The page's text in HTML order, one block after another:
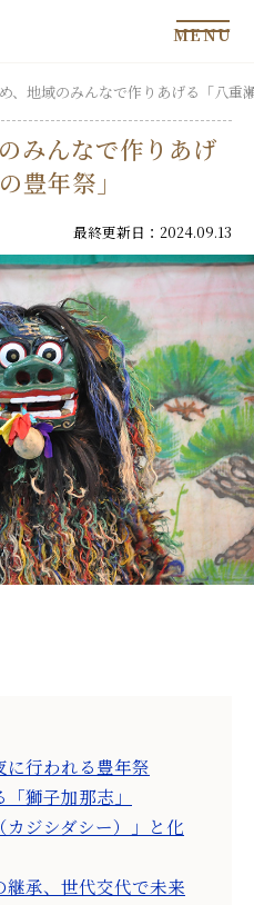
MENU
、地域のみんなで作りあげる「八重
みんなで作りあげ
豊年祭」
最終更新日：2024.09.13
行われる豊年祭
獅子加那志」
ジシダシー）」と化
承、世代交代で未来